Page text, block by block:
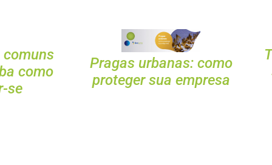
como
se
Pragas urbanas: como
proteger sua empresa